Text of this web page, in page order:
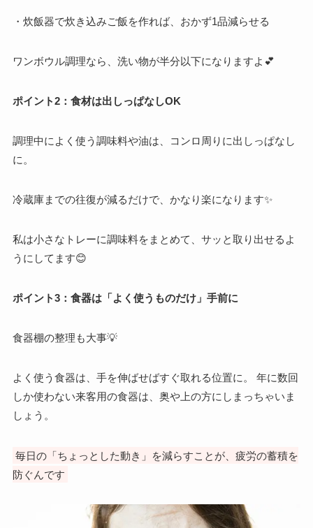
・炊飯器で炊き込みご飯を作れば、おかず1品減らせる
ワンボウル調理なら、洗い物が半分以下になりますよ💕
ポイント2：食材は出しっぱなしOK
調理中によく使う調味料や油は、コンロ周りに出しっぱなし
に。
冷蔵庫までの往復が減るだけで、かなり楽になります✨
私は小さなトレーに調味料をまとめて、サッと取り出せるよ
うにしてます😊
ポイント3：食器は「よく使うものだけ」手前に
食器棚の整理も大事💡
よく使う食器は、手を伸ばせばすぐ取れる位置に。 年に数回
しか使わない来客用の食器は、奥や上の方にしまっちゃいま
しょう。
毎日の「ちょっとした動き」を減らすことが、疲労の蓄積を
防ぐんです